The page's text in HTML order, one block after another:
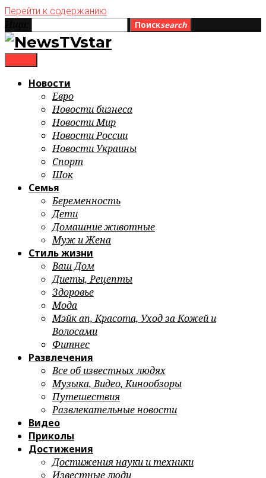
Перейти к содержанию
Поискsearch
Новости
Евро
Новости бизнеса
Новости Мир
Новости России
Новости Украины
Спорт
Шок
Семья
Беременность
Дети
Домашние животные
Муж и Жена
Стиль жизни
Ваш Дом
Диеты, Рецепты
Здоровье
Мода
Мэйк ап, Красота, Уход за Кожей и
Волосами
Фитнес
Развлечения
Все об известных людях
Музыка, Видео, Кинообзоры
Путешествия
Развлекательные новости
Видео
Приколы
Достижения
Достижения науки и техники
Известные люди